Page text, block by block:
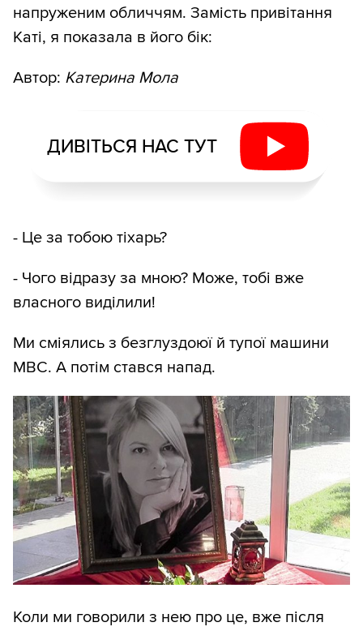
напруженим обличчям. Замість привітання
Каті, я показала в його бік:
Автор: Катерина Мола
ДИВІТЬСЯ НАС ТУТ
- Це за тобою тіхарь?
- Чого відразу за мною? Може, тобі вже
власного виділили!
Ми сміялись з безглуздоюї й тупої машини
МВС. А потім стався напад.
Коли ми говорили з нею про це, вже після